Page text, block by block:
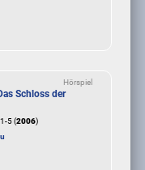
Hörspiel
Schloss der
5 (2006)